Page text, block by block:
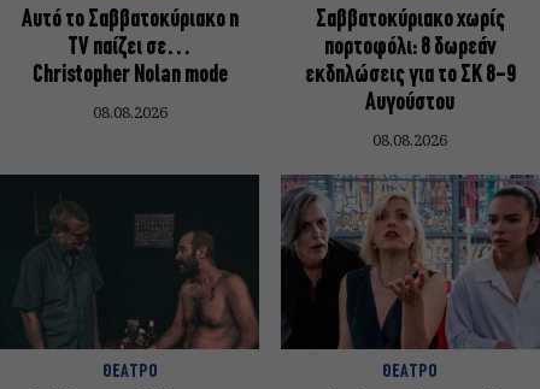
Αυτό το Σαββατοκύριακο η
TV παίζει σε…
Christopher Nolan mode
08.08.2026
Σαββατοκύριακο χωρίς
πορτοφόλι: 8 δωρεάν
εκδηλώσεις για το ΣΚ 8-9
Αυγούστου
08.08.2026
ΘΕΑΤΡΟ ΘΕΑΤΡΟ